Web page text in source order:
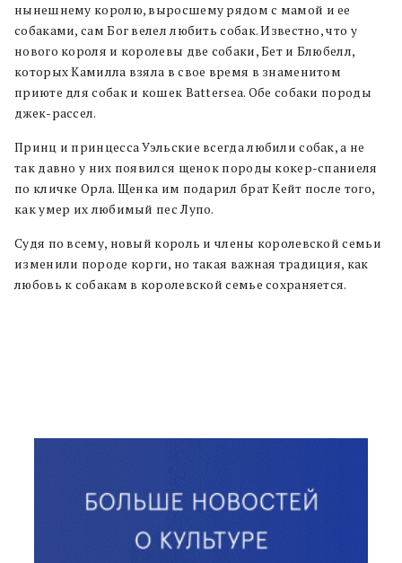
нынешнему королю, выросшему рядом с мамой и ее
собаками, сам Бог велел любить собак. Известно, что у
нового короля и королевы две собаки, Бет и Блюбелл,
которых Камилла взяла в свое время в знаменитом
приюте для собак и кошек Battersea. Обе собаки породы
джек-рассел.
Принц и принцесса Уэльские всегда любили собак, а не
так давно у них появился щенок породы кокер-спаниеля
по кличке Орла. Щенка им подарил брат Кейт после того,
как умер их любимый пес Лупо.
Судя по всему, новый король и члены королевской семьи
изменили породе корги, но такая важная традиция, как
любовь к собакам в королевской семье сохраняется.